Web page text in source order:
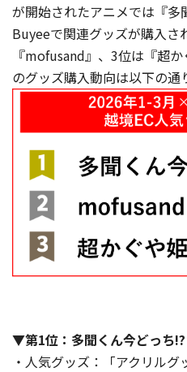
が開始されたアニメでは『多
Buyeeで関連グッズが購入さ
『mofusand』、3位は『超
のグッズ購入動向は以下の通
▼第1位：多聞くん今どっち!?
・人気グッズ：「アクリル